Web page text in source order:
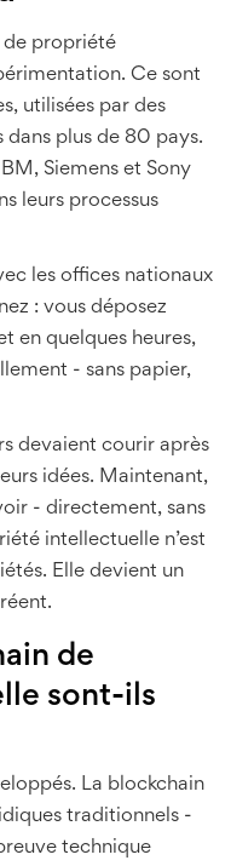
de propriété
Ce sont
utilisées par des
dans plus de 80 pays.
Siemens et Sony
leurs processus
les offices nationaux
: vous déposez
en quelques heures,
- sans papier,
devaient courir après
idées. Maintenant,
- directement, sans
intellectuelle n’est
Elle devient un
de
sont-ils
La blockchain
traditionnels -
technique